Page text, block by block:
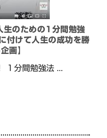
生のための1分間勉強
付けて人生の成功を勝
画】
１分間勉強法 ...